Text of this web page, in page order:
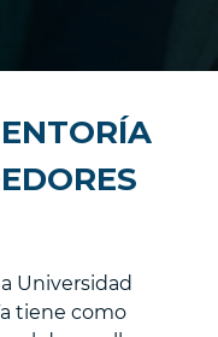
Universidad
tiene como